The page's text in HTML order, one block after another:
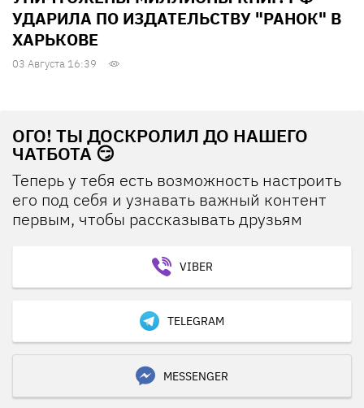
УДАРИЛА ПО ИЗДАТЕЛЬСТВУ "РАНОК" В
ХАРЬКОВЕ
03 Августа 16:39
ОГО! ТЫ ДОСКРОЛИЛ ДО НАШЕГО
ЧАТБОТА 😏
Теперь у тебя есть возможность настроить
его под себя и узнавать важный контент
первым, чтобы рассказывать друзьям
VIBER
TELEGRAM
MESSENGER